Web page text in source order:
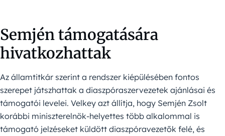
Semjén támogatására
hivatkozhattak
Az államtitkár szerint a rendszer kiépülésében fontos
szerepet játszhattak a diaszpóraszervezetek ajánlásai és
támogatói levelei. Velkey azt állítja, hogy Semjén Zsolt
korábbi miniszterelnök-helyettes több alkalommal is
támogató jelzéseket küldött diaszpóravezetők felé, és